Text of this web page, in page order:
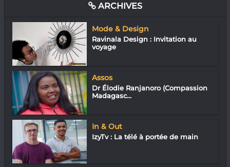
ARCHIVES
Mode & Design
Ravinala Design : Invitation au
voyage
Assos
Dr Élodie Ranjanoro (Compassion
Madagasc...
In & Out
IzyTv : La télé à portée de main